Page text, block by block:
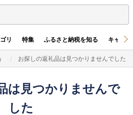
リ 特集 ふるさと納税を知る キャン
お探しの返礼品は見つかりませんでした
は見つかりませんで
した